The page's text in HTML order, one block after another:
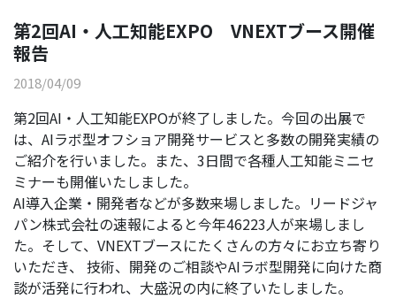
第2回AI・人工知能EXPO VNEXTブース開催
報告
2018/04/09
第2回AI・人工知能EXPOが終了しました。今回の出展で
は、AIラボ型オフショア開発サービスと多数の開発実績の
ご紹介を行いました。また、3日間で各種人工知能ミニセ
ミナーも開催いたしました。
AI導入企業・開発者などが多数来場しました。リードジャ
パン株式会社の速報によると今年46223人が来場しまし
た。そして、VNEXTブースにたくさんの方々にお立ち寄り
いただき、 技術、開発のご相談やAIラボ型開発に向けた商
談が活発に行われ、大盛況の内に終了いたしました。